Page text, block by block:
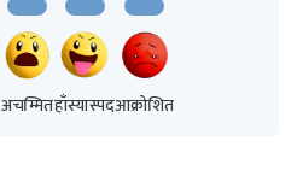
अचम्मितहाँस्यास्पदआक्रोशित